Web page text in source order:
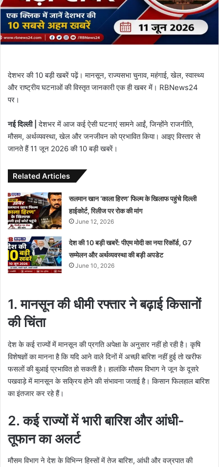
देशभर की 10 बड़ी खबरें पढ़ें। मानसून, राज्यसभा चुनाव, महंगाई, खेल, स्वास्थ्य
और राष्ट्रीय घटनाओं की विस्तृत जानकारी एक ही खबर में। RBNews24
पर।
नई दिल्ली |देशभर में आज कई ऐसी घटनाएं सामने आईं, जिन्होंने राजनीति,
मौसम, अर्थव्यवस्था, खेल और जनजीवन को प्रभावित किया। आइए विस्तार से
जानते हैं 11 जून 2026 की 10 बड़ी खबरें।
Related Articles
सलमान खान ‘काला हिरण’ फिल्म के खिलाफ पहुंचे दिल्ली
हाईकोर्ट, रिलीज पर रोक की मांग
June 12, 2026
देश की 10 बड़ी खबरें: पीएम मोदी का नया रिकॉर्ड, G7
सम्मेलन और अर्थव्यवस्था की बड़ी अपडेट
June 10, 2026
1. मानसून की धीमी रफ्तार ने बढ़ाई किसानों
की चिंता
देश के कई राज्यों में मानसून की प्रगति अपेक्षा के अनुसार नहीं हो रही है। कृषि
विशेषज्ञों का मानना है कि यदि आने वाले दिनों में अच्छी बारिश नहीं हुई तो खरीफ
फसलों की बुआई प्रभावित हो सकती है। हालांकि मौसम विभाग ने जून के दूसरे
पखवाड़े में मानसून के सक्रिय होने की संभावना जताई है। किसान फिलहाल बारिश
का इंतजार कर रहे हैं।
2. कई राज्यों में भारी बारिश और आंधी-
तूफान का अलर्ट
मौसम विभाग ने देश के विभिन्न हिस्सों में तेज बारिश, आंधी और वज्रपात की